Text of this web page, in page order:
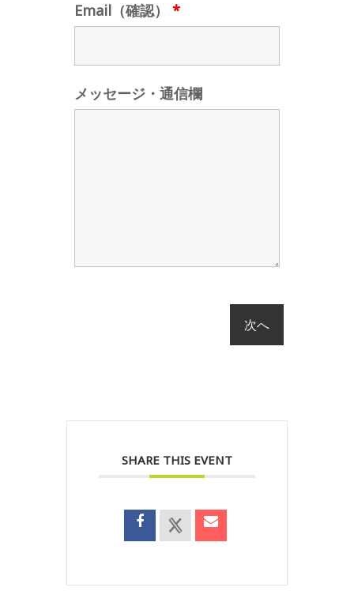
Email（確認） *
メッセージ・通信欄
SHARE THIS EVENT